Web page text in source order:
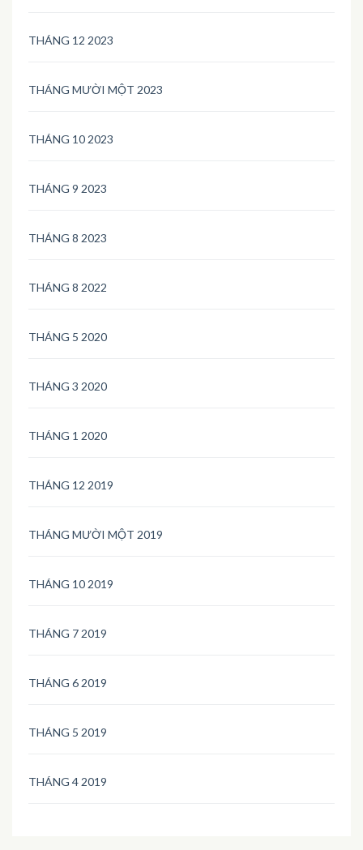
THÁNG 12 2023
THÁNG MƯỜI MỘT 2023
THÁNG 10 2023
THÁNG 9 2023
THÁNG 8 2023
THÁNG 8 2022
THÁNG 5 2020
THÁNG 3 2020
THÁNG 1 2020
THÁNG 12 2019
THÁNG MƯỜI MỘT 2019
THÁNG 10 2019
THÁNG 7 2019
THÁNG 6 2019
THÁNG 5 2019
THÁNG 4 2019